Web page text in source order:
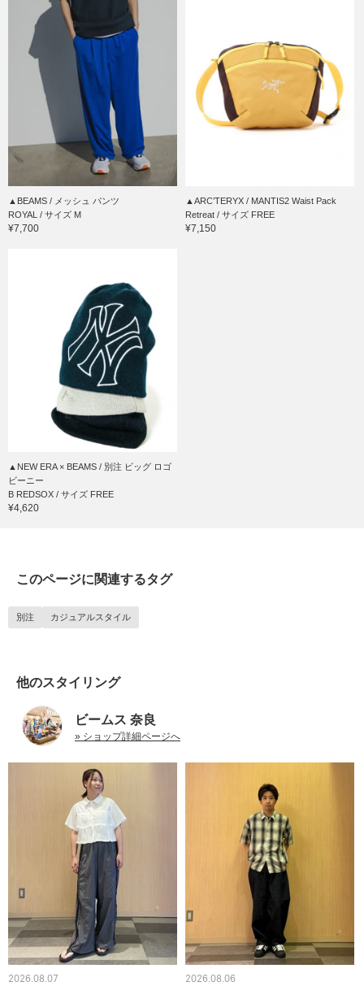
▲BEAMS / メッシュ パンツ
ROYAL / サイズ M
¥7,700
▲ARC’TERYX / MANTIS2 Waist Pack
Retreat / サイズ FREE
¥7,150
▲NEW ERA × BEAMS / 別注 ビッグ ロゴ
ビーニー
B REDSOX / サイズ FREE
¥4,620
このページに関連するタグ
別注 カジュアルスタイル
他のスタイリング
ビームス 奈良
» ショップ詳細ページへ
2026.08.07 2026.08.06